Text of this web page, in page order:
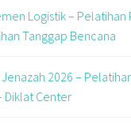
Logistik – Pelatihan
Tanggap Bencana
2026 –
Diklat Center